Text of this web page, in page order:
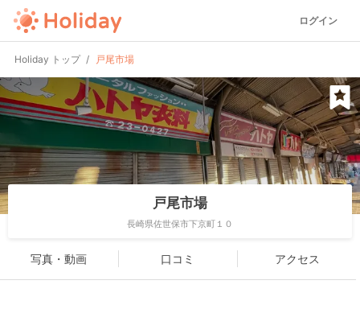
ログイン
Holiday トップ 戸尾市場
戸尾市場
長崎県佐世保市下京町１０
写真・動画 口コミ アクセス